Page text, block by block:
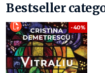
Bestseller
-40%